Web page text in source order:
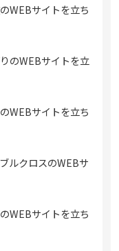
WEBサイトを立ち
のWEBサイトを立
WEBサイトを立ち
ルクロスのWEBサ
WEBサイトを立ち